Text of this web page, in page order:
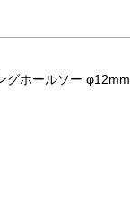
ホールソー φ12mm